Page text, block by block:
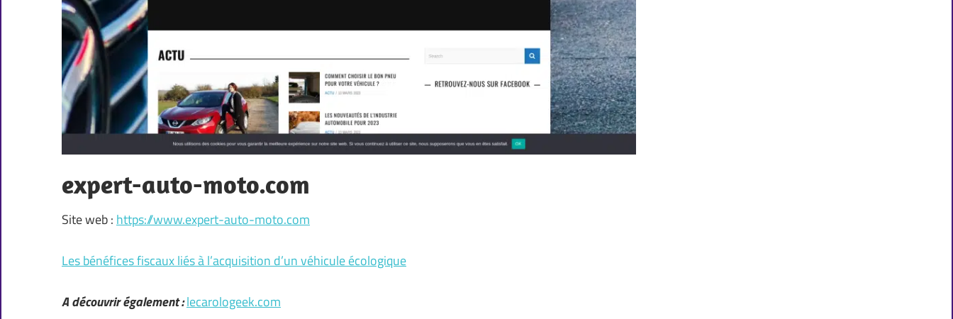
expert-auto-moto.com
Site web : https://www.expert-auto-moto.com
Les bénéfices fiscaux liés à l’acquisition d’un véhicule écologique
A découvrir également :lecarologeek.com